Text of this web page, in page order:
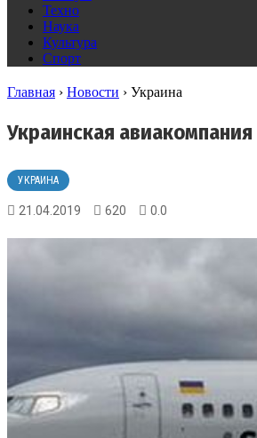
Техно
Наука
Культура
Спорт
Главная › Новости › Украина
Украинская
УКРАИНА
21.04.2019 620 0.0